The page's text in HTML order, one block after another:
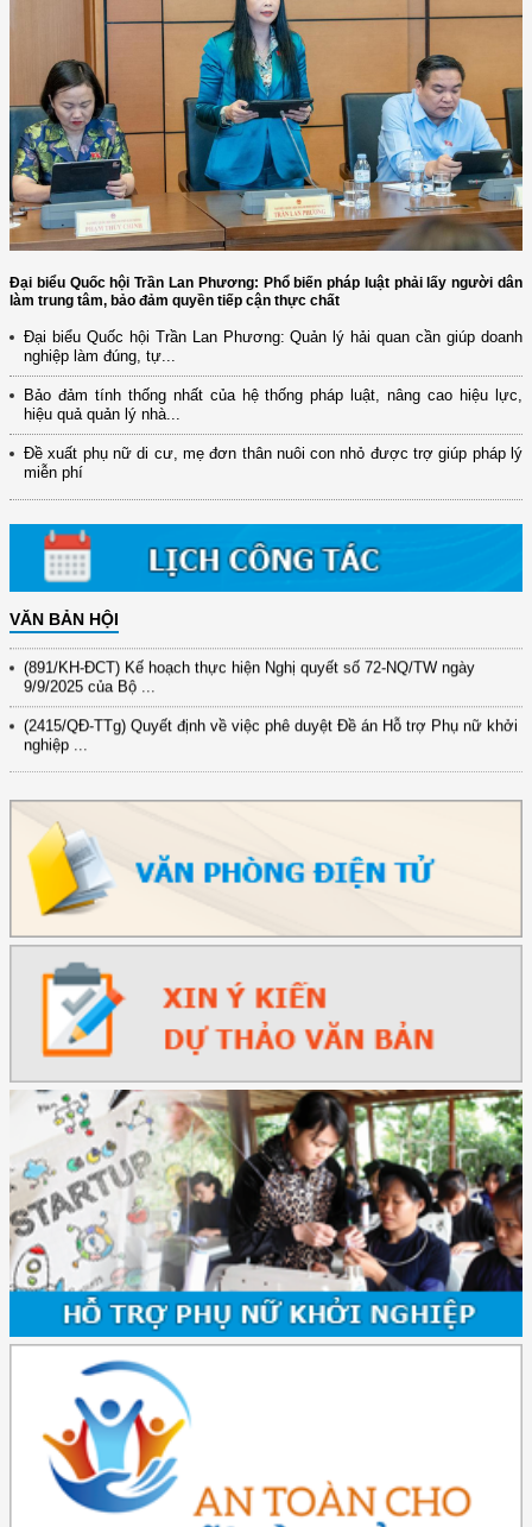
Đại biểu Quốc hội Trần Lan Phương: Phổ biến pháp luật phải lấy người dân
làm trung tâm, bảo đảm quyền tiếp cận thực chất
Đại biểu Quốc hội Trần Lan Phương: Quản lý hải quan cần giúp doanh
nghiệp làm đúng, tự...
Bảo đảm tính thống nhất của hệ thống pháp luật, nâng cao hiệu lực,
hiệu quả quản lý nhà...
Đề xuất phụ nữ di cư, mẹ đơn thân nuôi con nhỏ được trợ giúp pháp lý
miễn phí
VĂN BẢN HỘI
(12/TB-HĐKH) V/v đăng ký, đề xuất nhiệm vụ Khoa học, công nghệ và
đổi mới ...
(898/KH/ĐCT) Kế hoạch thực hiện Quyết định số 2415/QĐ-TTg ngày
31/10/2025 ...
(417/QĐ-BNNMT) Quyết định phê duyệt Chương trình mục tiêu quốc gia
(891/KH-ĐCT) Kế hoạch thực hiện Nghị quyết số 72-NQ/TW ngày
9/9/2025 của Bộ ...
(2415/QĐ-TTg) Quyết định về việc phê duyệt Đề án Hỗ trợ Phụ nữ khởi